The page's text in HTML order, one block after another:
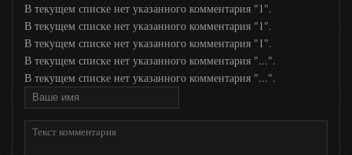
В текущем списке нет указанного комментария "1".
В текущем списке нет указанного комментария "1".
В текущем списке нет указанного комментария "1".
В текущем списке нет указанного комментария "...".
В текущем списке нет указанного комментария "...".